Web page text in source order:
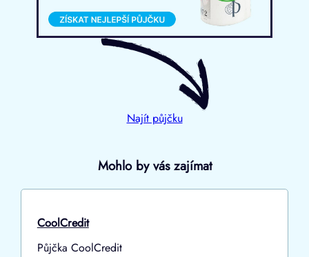
Najít půjčku
Mohlo by vás zajímat
CoolCredit
Půjčka CoolCredit